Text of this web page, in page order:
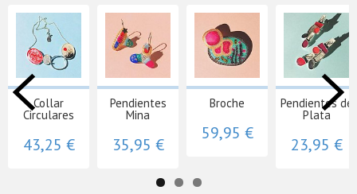
Collar
Circulares
43,25 €
Pendientes
Mina
35,95 €
Broche
59,95 €
Pendientes de
Plata
23,95 €